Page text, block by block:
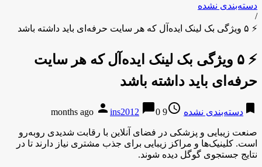
دسته‌بندی نشده
/
⚡ ۵ ویژگی بک لینک ایده‌آل که هر سایت حرفه‌ای باید داشته باشد
⚡ ۵ ویژگی بک لینک ایده‌آل که هر سایت
حرفه‌ای باید داشته باشد
bookmark دسته‌بندی نشده access_time
9 months ago
person ins2012 chat_bubble0
صنعت زیبایی و پزشکی در فضای آنلاین با رقابت شدیدی روبه‌رو
است. کلینیک‌ها و مراکز زیبایی برای جذب مشتری نیاز دارند تا در
نتایج جستجوی گوگل دیده شوند.